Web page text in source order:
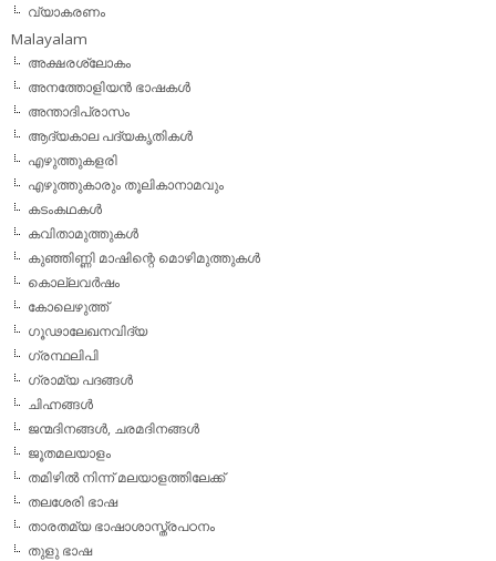
വ്യാകരണം
Malayalam
അക്ഷരശ്ലോകം
അനത്തോളിയന്‍ ഭാഷകള്‍
അന്താദിപ്രാസം
ആദ്യകാല പദ്യകൃതികള്‍
എഴുത്തുകളരി
എഴുത്തുകാരും തൂലികാനാമവും
കടംകഥകള്‍
കവിതാമുത്തുകള്‍
കുഞ്ഞിണ്ണി മാഷിന്റെ മൊഴിമുത്തുകള്‍
കൊല്ലവര്‍ഷം
കോലെഴുത്ത്
ഗൂഢാലേഖനവിദ്യ
ഗ്രന്ഥലിപി
ഗ്രാമ്യ പദങ്ങള്‍
ചിഹ്നങ്ങള്‍
ജന്മദിനങ്ങള്‍, ചരമദിനങ്ങള്‍
ജൂതമലയാളം
തമിഴില്‍ നിന്ന് മലയാളത്തിലേക്ക്
തലശേരി ഭാഷ
താരതമ്യ ഭാഷാശാസ്ത്രപഠനം
തുളു ഭാഷ